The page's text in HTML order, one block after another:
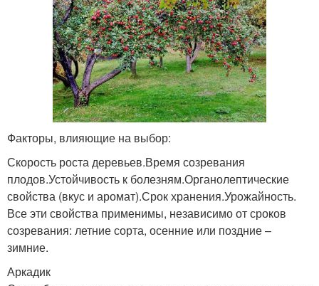
Факторы, влияющие на выбор:
Скорость роста деревьев.Время созревания
плодов.Устойчивость к болезням.Органолептические
свойства (вкус и аромат).Срок хранения.Урожайность.
Все эти свойства применимы, независимо от сроков
созревания: летние сорта, осенние или поздние –
зимние.
Аркадик